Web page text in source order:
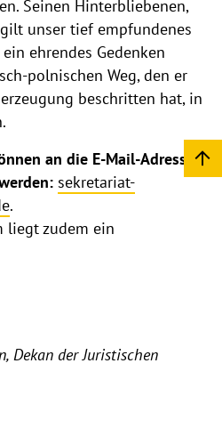
Seinen Hinterbliebenen,
unser tief empfundenes
ehrendes Gedenken
polnischen Weg, den er
beschritten hat, in
an die E-Mail-Adresse
sekretariat-
.
liegt zudem ein
Dekan der Juristischen